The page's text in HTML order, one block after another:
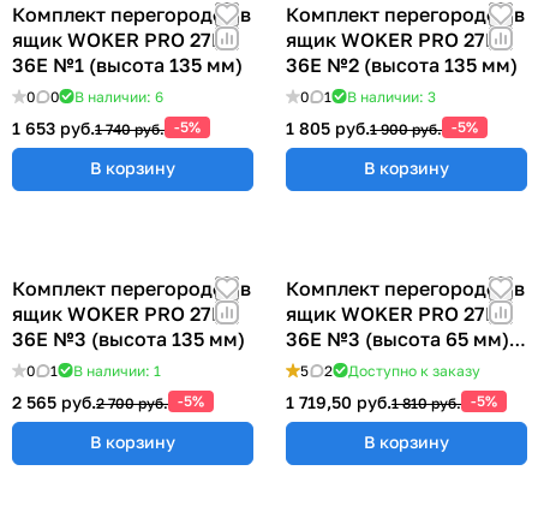
Комплект перегородок в
ящик WOKER PRO 27E х
36E №1 (высота 135 мм)
0 0 В наличии: 6
1 653 руб.1 740 руб. -5%
В корзину
Комплект перегородок в
ящик WOKER PRO 27E х
36E №2 (высота 135 мм)
0 1 В наличии: 3
1 805 руб.1 900 руб. -5%
В корзину
Комплект перегородок в
ящик WOKER PRO 27E х
36E №3 (высота 135 мм)
0 1 В наличии: 1
2 565 руб.2 700 руб. -5%
В корзину
Комплект перегородок в
ящик WOKER PRO 27E х
36E №3 (высота 65 мм)
ER-00040074
5 2 Доступно к заказу
1 719,50 руб.1 810 руб. -5%
В корзину